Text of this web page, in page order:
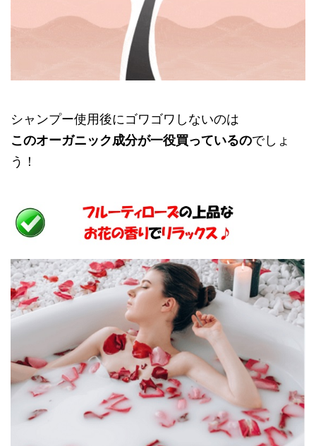
シャンプー使用後にゴワゴワしないのは
このオーガニック成分が一役買っているのでしょ
う！